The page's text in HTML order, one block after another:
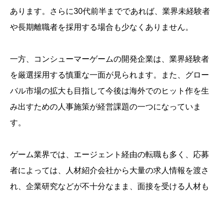
あります。さらに30代前半までであれば、業界未経験者
や長期離職者を採用する場合も少なくありません。
一方、コンシューマーゲームの開発企業は、業界経験者
を厳選採用する慎重な一面が見られます。また、グロー
バル市場の拡大も目指して今後は海外でのヒット作を生
み出すための人事施策が経営課題の一つになっていま
す。
ゲーム業界では、エージェント経由の転職も多く、応募
者によっては、人材紹介会社から大量の求人情報を渡さ
れ、企業研究などが不十分なまま、面接を受ける人材も